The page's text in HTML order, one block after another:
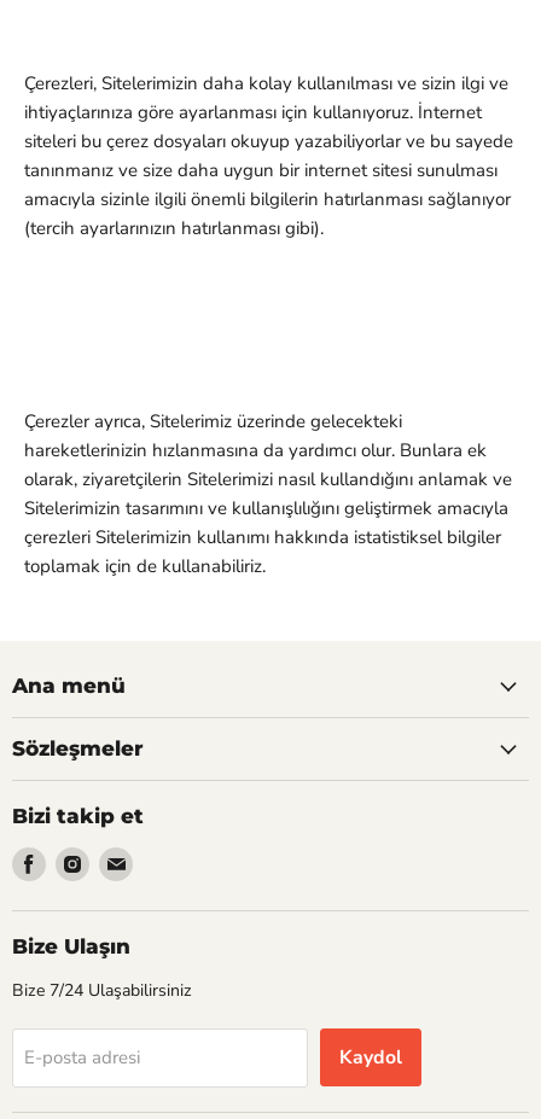
Çerezleri, Sitelerimizin daha kolay kullanılması ve sizin ilgi ve
ihtiyaçlarınıza göre ayarlanması için kullanıyoruz. İnternet
siteleri bu çerez dosyaları okuyup yazabiliyorlar ve bu sayede
tanınmanız ve size daha uygun bir internet sitesi sunulması
amacıyla sizinle ilgili önemli bilgilerin hatırlanması sağlanıyor
(tercih ayarlarınızın hatırlanması gibi).
Çerezler ayrıca, Sitelerimiz üzerinde gelecekteki
hareketlerinizin hızlanmasına da yardımcı olur. Bunlara ek
olarak, ziyaretçilerin Sitelerimizi nasıl kullandığını anlamak ve
Sitelerimizin tasarımını ve kullanışlılığını geliştirmek amacıyla
çerezleri Sitelerimizin kullanımı hakkında istatistiksel bilgiler
toplamak için de kullanabiliriz.
Ana menü
Sözleşmeler
Bizi takip et
Bizi
Facebook&#39;de
bul
Bizi
Instagram&#39;de
bul
Bizi
posta&#39;de
Bize Ulaşın
Bize 7/24 Ulaşabilirsiniz
E-posta adresi Kaydol